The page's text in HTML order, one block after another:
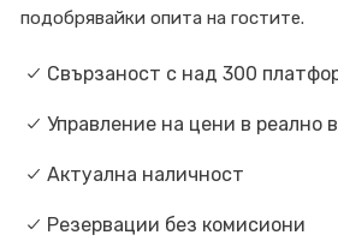
подобрявайки опита на гостите.
Свързаност с над 300
Управление на цени в реално
Актуална наличност
Резервации без комисиони